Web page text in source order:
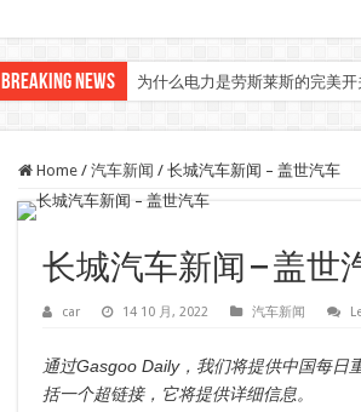
Breaking News 为什么电力是劳斯莱斯的完美开
Home / 汽车新闻 / 长城汽车新闻 – 盖世汽车
长城汽车新闻 – 盖世
car 14 10 月, 2022 汽车新闻
通过Gasgoo Daily，我们将提供中国每日
括一个超链接，它将提供详细信息。